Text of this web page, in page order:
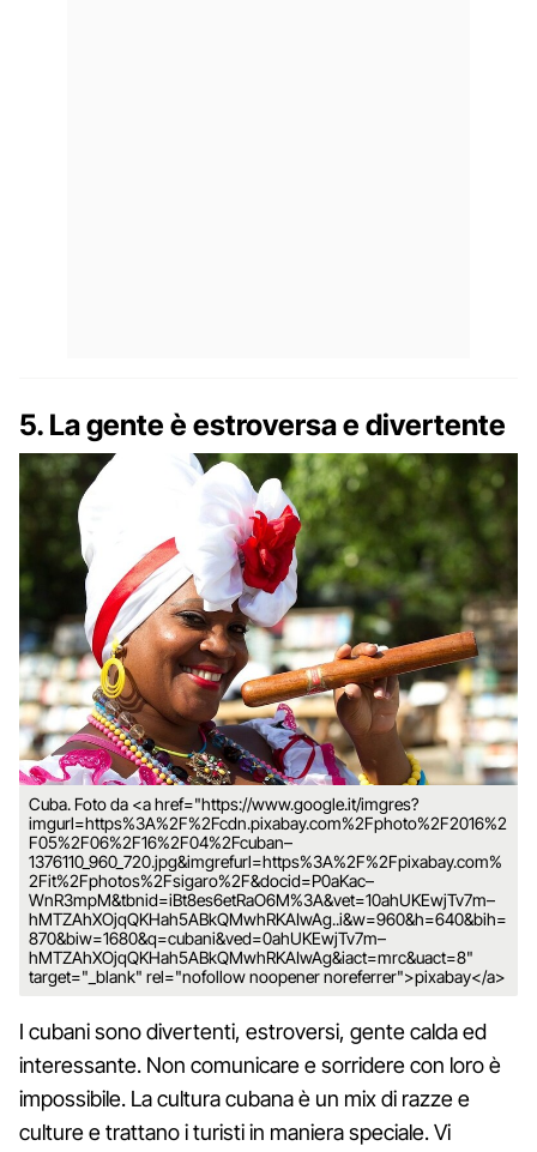
5. La gente è estroversa e divertente
Cuba. Foto da <a href="https://www.google.it/imgres?
imgurl=https%3A%2F%2Fcdn.pixabay.com%2Fphoto%2F2016%2
F05%2F06%2F16%2F04%2Fcuban–
1376110_960_720.jpg&imgrefurl=https%3A%2F%2Fpixabay.com%
2Fit%2Fphotos%2Fsigaro%2F&docid=P0aKac–
WnR3mpM&tbnid=iBt8es6etRaO6M%3A&vet=10ahUKEwjTv7m–
hMTZAhXOjqQKHah5ABkQMwhRKAIwAg..i&w=960&h=640&bih=
870&biw=1680&q=cubani&ved=0ahUKEwjTv7m–
hMTZAhXOjqQKHah5ABkQMwhRKAIwAg&iact=mrc&uact=8"
target="_blank" rel="nofollow noopener noreferrer">pixabay</a>
I cubani sono divertenti, estroversi, gente calda ed
interessante. Non comunicare e sorridere con loro è
impossibile. La cultura cubana è un mix di razze e
culture e trattano i turisti in maniera speciale. Vi